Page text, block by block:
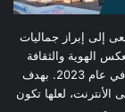
إلى إبراز جماليات
الهوية والثقافة
وتحوّل الفراغات إلى مساحات نابضة بالحياة. أنشئت في عام 2023. بهدف
الأنترنت، لعلها تكون